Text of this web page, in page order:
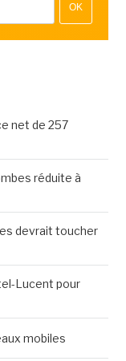
OK
net de 257
réduite à
devrait toucher
Lucent pour
mobiles